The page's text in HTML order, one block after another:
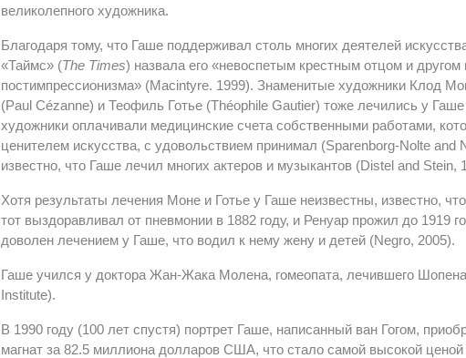
великолепного художника.
Благодаря тому, что Гаше поддерживал столь многих деятелей
«Таймс» (The Times) назвала его «невоспетым крестным отцом и
постимпрессионизма» (Macintyre. 1999). Знаменитые художники Клод
(Paul Cézanne) и Теофиль Готье (Théophile Gautier) тоже лечились у
художники оплачивали медицинские счета собственными работами,
ценителем искусства, с удовольствием принимал (Sparenborg-Nolte and
известно, что Гаше лечил многих актеров и музыкантов (Distel and Stein,
Хотя результаты лечения Моне и Готье у Гаше неизвестны, известно,
тот выздоравливал от пневмонии в 1882 году, и Ренуар прожил до 1919
доволен лечением у Гаше, что водил к нему жену и детей (Negro, 2005).
Гаше учился у доктора Жан-Жака Молена, гомеопата, лечившего
Institute).
В 1990 году (100 лет спустя) портрет Гаше, написанный ван Гогом,
магнат за 82.5 миллиона долларов США, что стало самой высокой ценой